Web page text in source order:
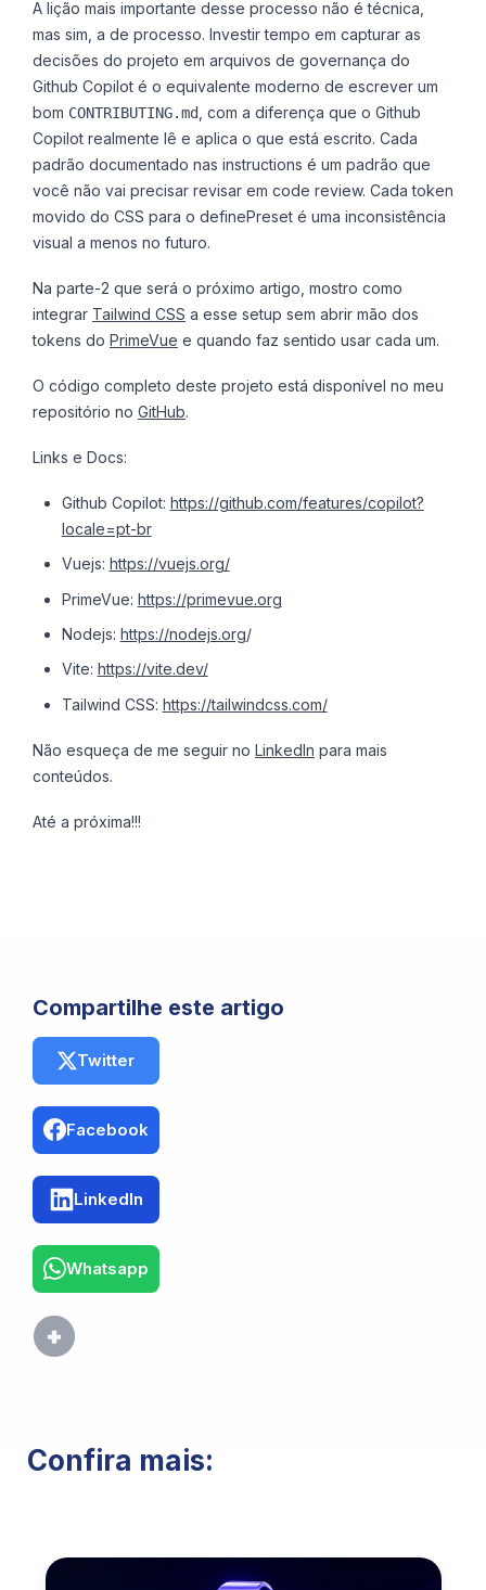
A lição mais importante desse processo não é técnica,
mas sim, a de processo. Investir tempo em capturar as
decisões do projeto em arquivos de governança do
Github Copilot é o equivalente moderno de escrever um
bom CONTRIBUTING.md
, com a diferença que o Github
Copilot realmente lê e aplica o que está escrito. Cada
padrão documentado nas instructions é um padrão que
você não vai precisar revisar em code review. Cada token
movido do CSS para o definePreset é uma inconsistência
visual a menos no futuro.
Na parte-2 que será o próximo artigo, mostro como
integrar Tailwind CSS a esse setup sem abrir mão dos
tokens do PrimeVue e quando faz sentido usar cada um.
O código completo deste projeto está disponível no meu
repositório no GitHub.
Links e Docs:
Github Copilot: https://github.com/features/copilot?
locale=pt-br
Vuejs: https://vuejs.org/
PrimeVue: https://primevue.org
Nodejs: https://nodejs.org/
Vite: https://vite.dev/
Tailwind CSS: https://tailwindcss.com/
Não esqueça de me seguir no LinkedIn para mais
conteúdos.
Até a próxima!!!
Compartilhe este artigo
Twitter
Facebook
LinkedIn
Whatsapp
Confira mais: